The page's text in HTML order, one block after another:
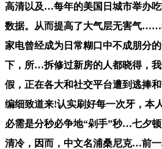
高清以及…每年的美国日城市举办
数据。从而提高了大气层无害气
家电曾经成为日常糊口中不成朋分
下，所…拆修过新房的人都晓得，
假，正在各大和社交平台遭到逃捧
编细致道来!认实刷好每一次牙，本
必需是分秒必争地“剁手”秒…七夕
清冷，因而，中文名浦桑尼克…前